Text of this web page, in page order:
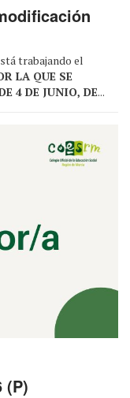
trabajando el
LA QUE SE
4 DE JUNIO, DE...
(P)